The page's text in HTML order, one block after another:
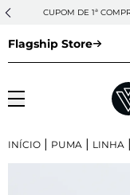
CUPOM DE 1ª
Flagship Store
INÍCIO | PUMA | LINHA |